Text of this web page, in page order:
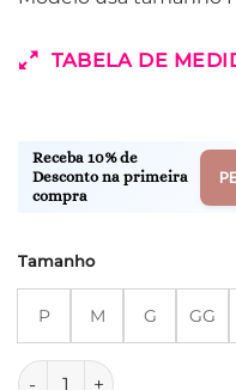
TABELA DE
Receba 10% de
Desconto na primeira
compra
Tamanho
P M G GG
Bata M.Longa - Fluity